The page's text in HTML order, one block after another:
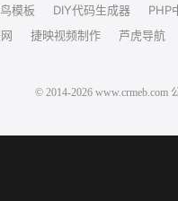
模板 DIY代码生成器
PHP
捷映视频制作 芦虎导航
© 2014-2026